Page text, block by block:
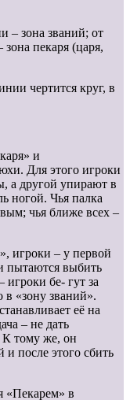
– зона званий; от
пекаря (царя,
чертится круг, в
и
Для этого игроки
а другой упирают в
ногой. Чья палка
чья ближе всех –
игроки – у первой
пытаются выбить
игроки бе- гут за
«зону званий».
её на
– не дать
К тому же, он
и после этого сбить
«Пекарем» в